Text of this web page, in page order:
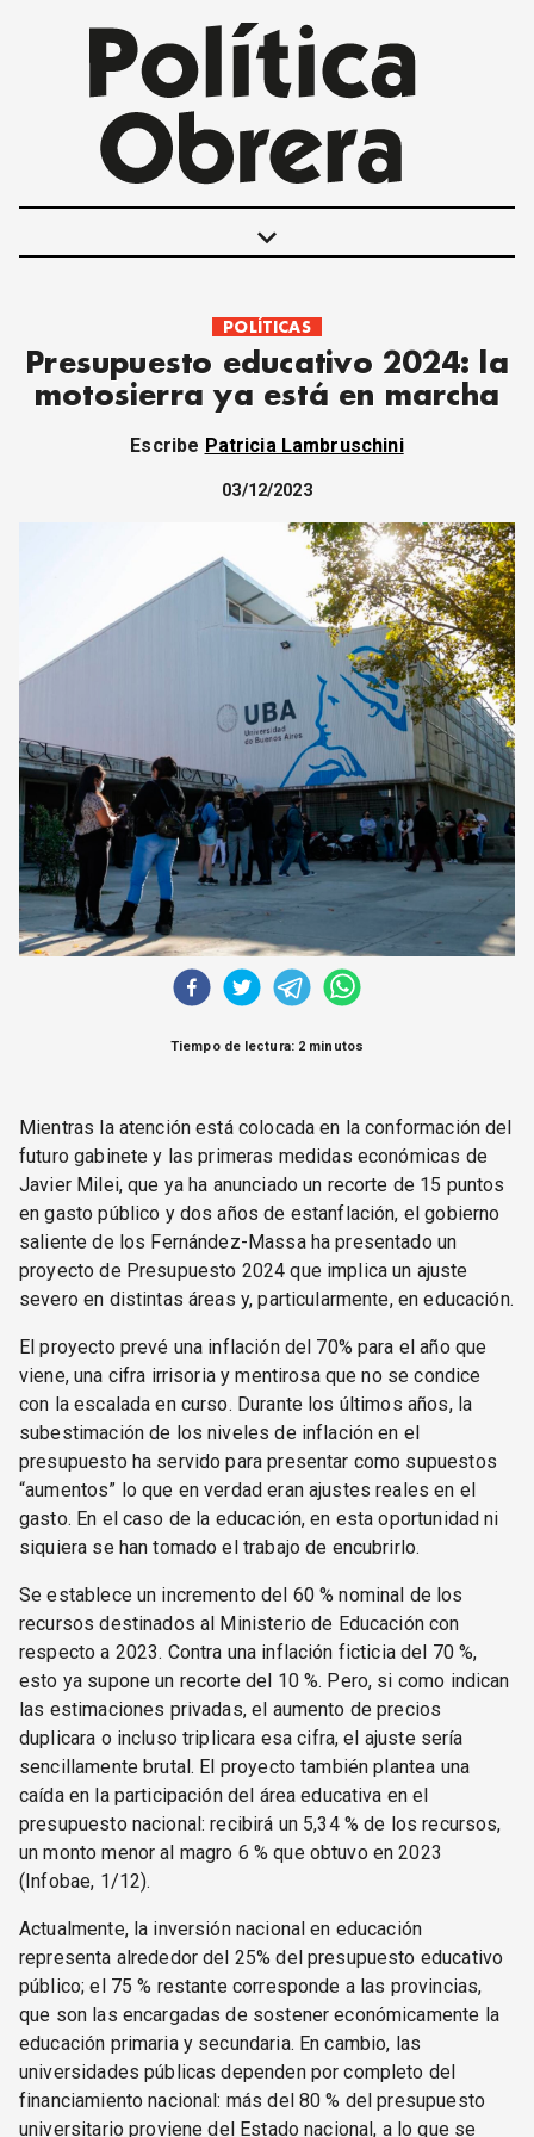
keyboard_arrow_down
POLÍTICAS
INTERNACIONALES
MOVIMIENTO OBRERO
ECONOMÍA
SOCIEDAD Y CULTURA
JUVENTUD
CORREO DE LECTORES
DEBATE
ARCHIVO
DECLARACIONES
ALTAMIRA RESPONDE
Política Obrera Revista
CONTACTO
POLÍTICAS
Presupuesto educativo 2024: la
motosierra ya está en marcha
Escribe Patricia Lambruschini
03/12/2023
Tiempo de lectura: 2 minutos
Mientras la atención está colocada en la conformación del
futuro gabinete y las primeras medidas económicas de
Javier Milei, que ya ha anunciado un recorte de 15 puntos
en gasto público y dos años de estanflación, el gobierno
saliente de los Fernández-Massa ha presentado un
proyecto de Presupuesto 2024 que implica un ajuste
severo en distintas áreas y, particularmente, en educación.
El proyecto prevé una inflación del 70% para el año que
viene, una cifra irrisoria y mentirosa que no se condice
con la escalada en curso. Durante los últimos años, la
subestimación de los niveles de inflación en el
presupuesto ha servido para presentar como supuestos
“aumentos” lo que en verdad eran ajustes reales en el
gasto. En el caso de la educación, en esta oportunidad ni
siquiera se han tomado el trabajo de encubrirlo.
Se establece un incremento del 60 % nominal de los
recursos destinados al Ministerio de Educación con
respecto a 2023. Contra una inflación ficticia del 70 %,
esto ya supone un recorte del 10 %. Pero, si como indican
las estimaciones privadas, el aumento de precios
duplicara o incluso triplicara esa cifra, el ajuste sería
sencillamente brutal. El proyecto también plantea una
caída en la participación del área educativa en el
presupuesto nacional: recibirá un 5,34 % de los recursos,
un monto menor al magro 6 % que obtuvo en 2023
(Infobae, 1/12).
Actualmente, la inversión nacional en educación
representa alrededor del 25% del presupuesto educativo
público; el 75 % restante corresponde a las provincias,
que son las encargadas de sostener económicamente la
educación primaria y secundaria. En cambio, las
universidades públicas dependen por completo del
financiamiento nacional: más del 80 % del presupuesto
universitario proviene del Estado nacional, a lo que se